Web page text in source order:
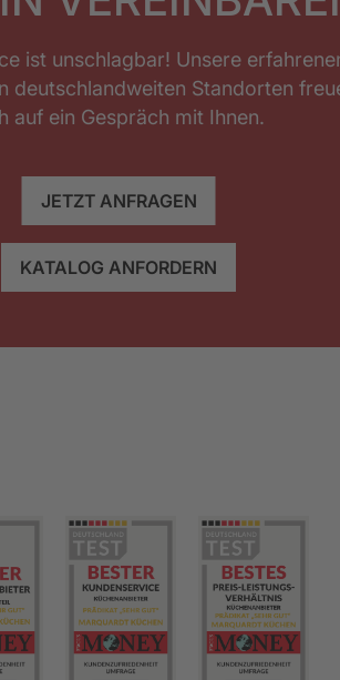
ist unschlagbar! Unsere
deutschlandweiten Standorten
auf ein Gespräch mit Ihnen.
JETZT ANFRAGEN
KATALOG ANFORDERN